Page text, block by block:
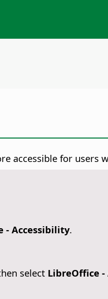
accessible for
- Accessibility.
select LibreOffice